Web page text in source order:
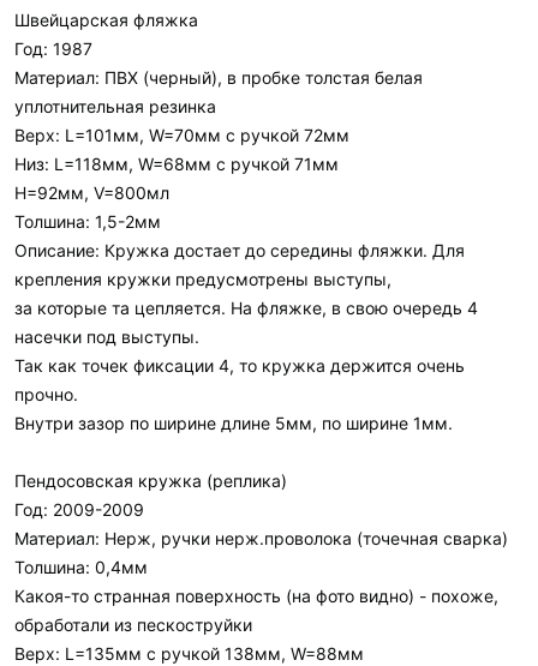
Швейцарская фляжка
Год: 1987
Материал: ПВХ (черный), в пробке толстая белая
уплотнительная резинка
Верх: L=101мм, W=70мм c ручкой 72мм
Низ: L=118мм, W=68мм c ручкой 71мм
H=92мм, V=800мл
Толшина: 1,5-2мм
Описание: Кружка достает до середины фляжки. Для
крепления кружки предусмотрены выступы,
за которые та цепляется. На фляжке, в свою очередь 4
насечки под выступы.
Так как точек фиксации 4, то кружка держится очень
прочно.
Внутри зазор по ширине длине 5мм, по ширине 1мм.
Пендосовская кружка (реплика)
Год: 2009-2009
Материал: Нерж, ручки нерж.проволока (точечная сварка)
Толшина: 0,4мм
Какоя-то странная поверхность (на фото видно) - похоже,
обработали из пескоструйки
Верх: L=135мм c ручкой 138мм, W=88мм